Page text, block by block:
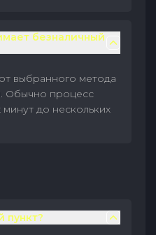
безналичный
выбранного метода
Обычно процесс
минут до нескольких
пункт?